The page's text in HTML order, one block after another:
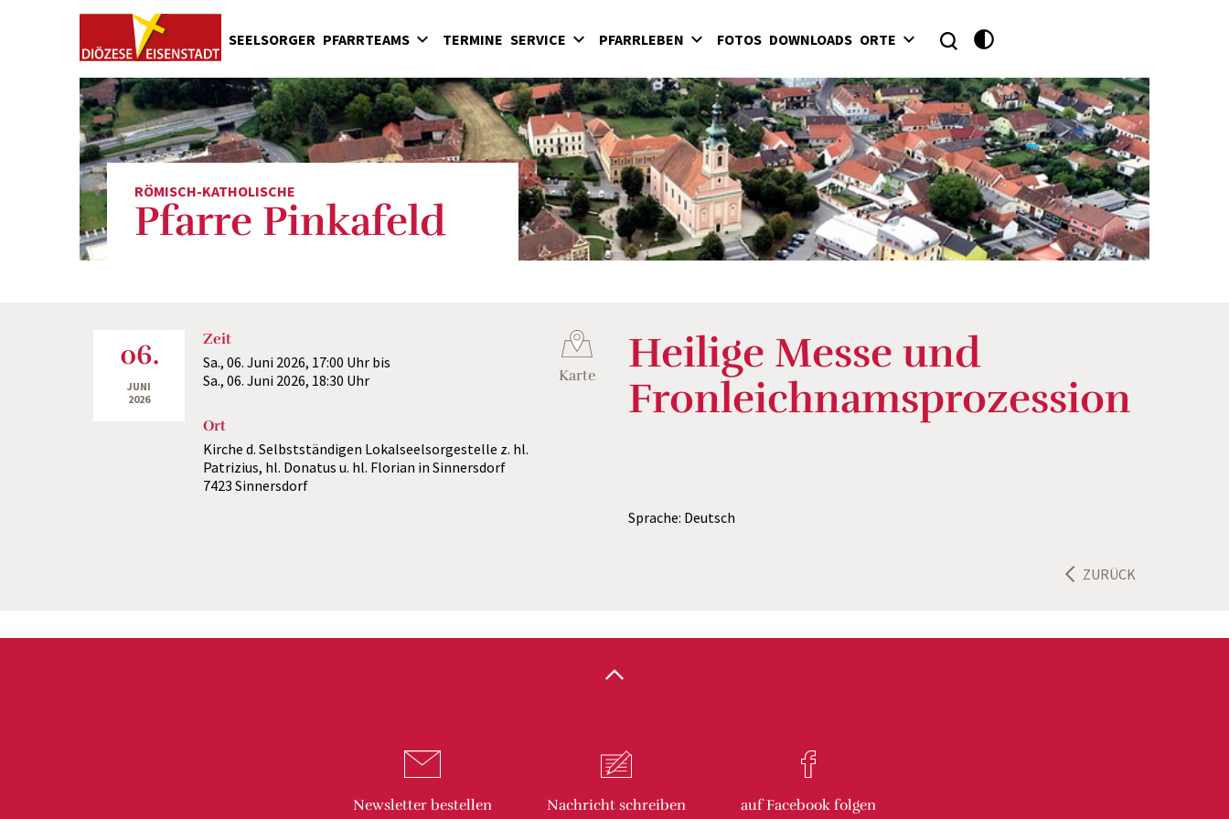
SEELSORGER PFARRTEAMS
Liturgische Dienste
Caritas
Kirchenreinigung
Kirchenschmuck
TERMINE SERVICE
Eintritt in die Kirche
Begräbnisse
PFARRLEBEN
Jugend
Erwachsene
Kirchenmusik
Glaube und Gebet
Geistliche Gemeinschaften
FOTOS DOWNLOADS ORTE
Pinkafeld
Riedlingsdorf
Sinnersdorf
Wiesfleck / Schreibersdorf
RÖMISCH-KATHOLISCHE
Pfarre Pinkafeld
06.
JUNI
2026
Zeit
Sa., 06. Juni 2026, 17:00 Uhr bis
Sa., 06. Juni 2026, 18:30 Uhr
Ort
Kirche d. Selbstständigen Lokalseelsorgestelle z. hl.
Patrizius, hl. Donatus u. hl. Florian in Sinnersdorf
7423 Sinnersdorf
Karte
Heilige Messe und
Fronleichnamsprozession
Sprache: Deutsch
ZURÜCK
Newsletter bestellen Nachricht schreiben auf Facebook folgen